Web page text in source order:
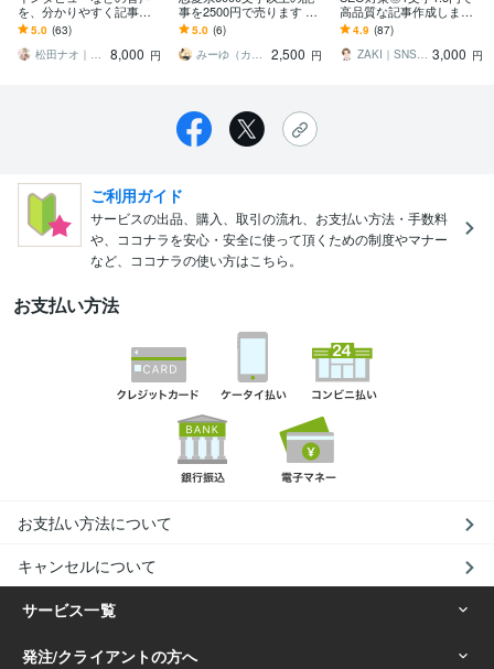
を、分かりやすく記事化
します 対談・講義・ウェ
ビナー他｜SEO対応｜リ
サーチ｜WP入稿
5.0 (63)
松田ナオ｜ライター
8,000 円
事を2500円で売ります 1
名様限定500円引き！大人
気恋愛系記事を早い者勝
ちで受付中
5.0 (6)
みーゆ（カウンセラー・ライター・翻訳家）
2,500 円
高品質な記事作成します
【Googleアドセンス合格×
SEO記事作成】はプロに
お任せ
4.9 (87)
ZAKI｜SNS運用×戦略マーケティング 3,000 円
ご利用ガイド
サービスの出品、購入、取引の流れ、お支払い方法・手数料
や、ココナラを安心・安全に使って頂くための制度やマナー
など、ココナラの使い方はこちら。
お支払い方法
お支払い方法について
キャンセルについて